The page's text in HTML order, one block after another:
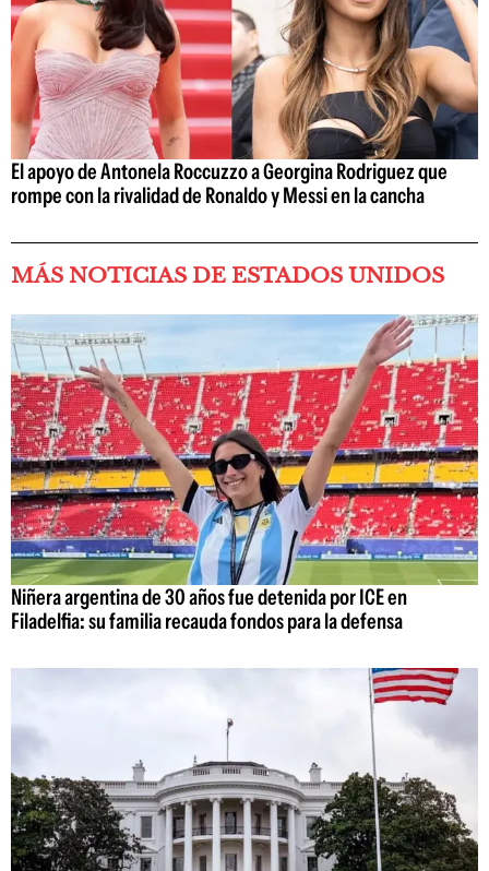
El apoyo de Antonela Roccuzzo a Georgina Rodriguez que
rompe con la rivalidad de Ronaldo y Messi en la cancha
MÁS NOTICIAS DE ESTADOS UNIDOS
Niñera argentina de 30 años fue detenida por ICE en
Filadelfia: su familia recauda fondos para la defensa